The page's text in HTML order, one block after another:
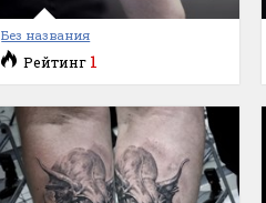
Без названия
Рейтинг 1